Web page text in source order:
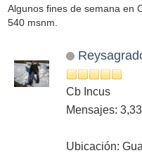
Algunos fines de semana en
540 msnm.
Cb Incus
Mensajes:
Ubicación: